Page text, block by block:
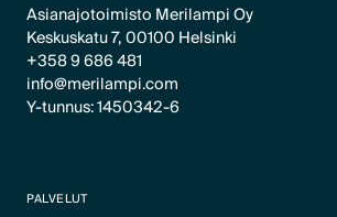
Asianajotoimisto Merilampi Oy
Keskuskatu 7, 00100 Helsinki
+358 9 686 481
info@merilampi.com
Y-tunnus: 1450342-6
PALVELUT